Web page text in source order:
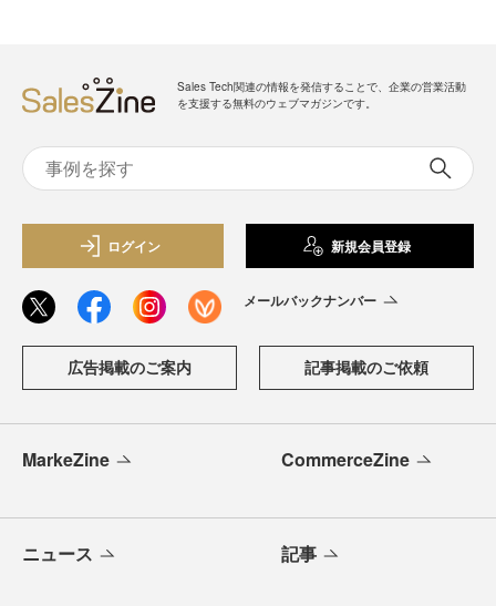
Sales Tech関連の情報を発信することで、企業の営業活動
を支援する無料のウェブマガジンです。
ログイン 新規会員登録
メールバックナンバー
広告掲載のご案内 記事掲載のご依頼
MarkeZine CommerceZine
ニュース 記事